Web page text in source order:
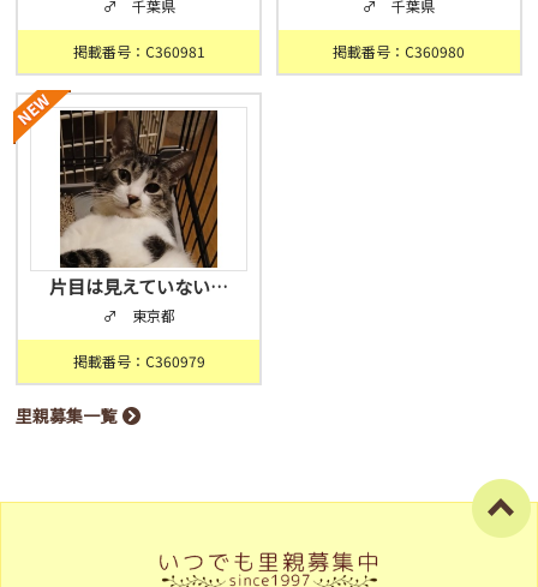
♂ 千葉県
掲載番号：C360981
♂ 千葉県
掲載番号：C360980
片目は見えていない…
♂ 東京都
掲載番号：C360979
里親募集一覧